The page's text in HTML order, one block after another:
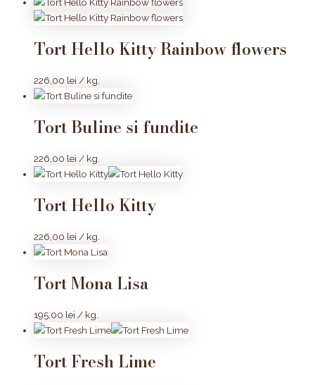
Tort Hello Kitty Rainbow flowers
226,00 lei / kg.
Tort Buline si fundite
226,00 lei / kg.
Tort Hello Kitty
226,00 lei / kg.
Tort Mona Lisa
195,00 lei / kg.
Tort Fresh Lime